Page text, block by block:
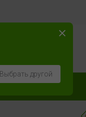
Выбрать другой